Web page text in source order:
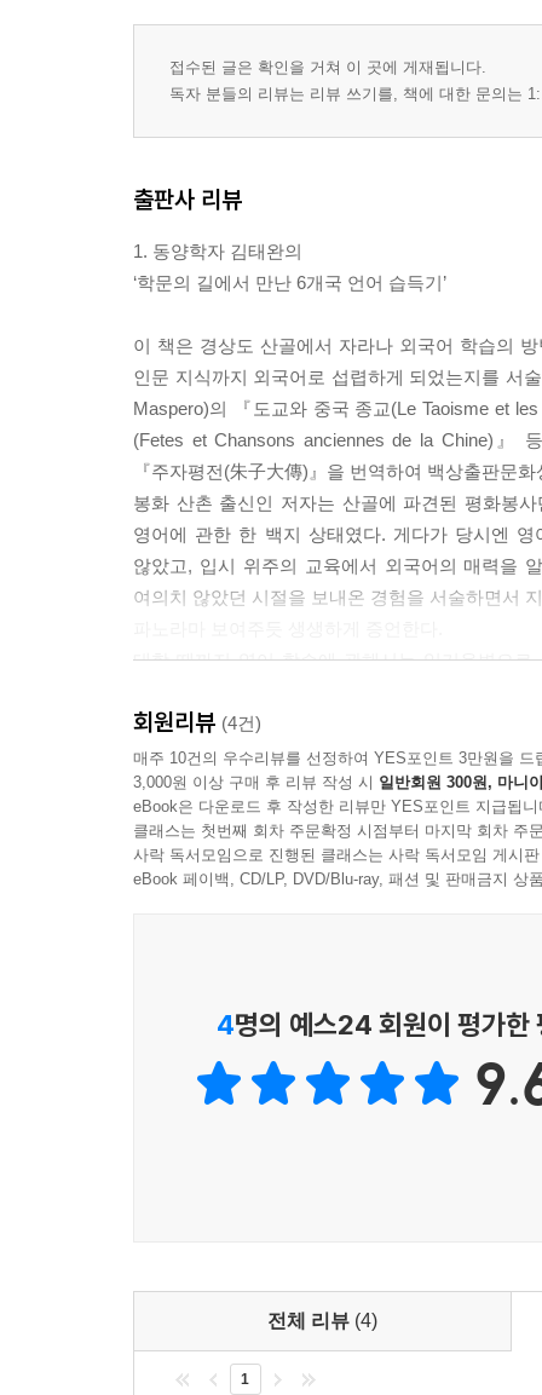
일본어에 대한 근거 없는 자만심의 배경
한자 읽기와 관용 표현의 벽
일본어와 한국어의 유사점과 차이점
태, 상, 시제, 서법
5장 독해와 번역
해석과 번역의 숙명
이질적인 문화가 만날 때: 격의와 번안
번역불가능성의 신화
문법 체계가 다른 언어를 공부할 때 유용한 축자역
한, 중, 일의 『논어』 번역
부록 1 공부는 이렇게
/
1. 외국어 실력은 모국어 실력이 판가름한다
5. 외국어 학습에도 베껴 쓰기가 통한다
6. 교차 학습으로 두 언어를 동시에 잡자
7. 끝나기 5분 전이라도 출석을 하라
8. 낙제만 아니면 다음 단계로 올라가라
9. 사전을 내 몸같이 여기라
10. 직접 번역하는 습관 들이기
1. 『맹자』
3. 소식, 「적벽부」
4. 이황이 기대승에게 보낸 편지
접수된 글은 확인을 거쳐 이 곳에 게재됩니다.
독자 분들의 리뷰는 리뷰 쓰기를, 책에 대한 문의는
출판사 리뷰
1. 동양학자 김태완의
‘학문의 길에서 만난 6개국 언어 습득기’
이 책은 경상도 산골에서 자라나 외국어 학습의
인문 지식까지 외국어로 섭렵하게 되었는지를 서
Maspero)의 『도교와 중국 종교(Le Taoisme et
(Fetes et Chansons anciennes de la Chine)』
『주자평전(朱子大傳)』을 번역하여 백상출판문
봉화 산촌 출신인 저자는 산골에 파견된 평화봉
영어에 관한 한 백지 상태였다. 게다가 당시엔
않았고, 입시 위주의 교육에서 외국어의 매력을
여의치 않았던 시절을 보내온 경험을 서술하면서
대학 때까지 영어 학습에 관해서는 임기응변으
그리하여 석·박사과정을 거치면서 고전 한문, 불
심경을 누구보다 잘 아는 저자는 각 외국어의 구
기술하는 등 외국어 학습자를 위한 조언을 아끼지
부록에는 한문, 중국어, 일본어 번역의 실제를 수
예문은 『맹자』, 주돈이의 「애련설」, 소식
「소오강호」, 일본어 예문은 가와바타 야스나리
독특한 교류 방식까지 살펴보는 흥미진진한 인문
저자는 동양문화와 우리 전통문화에 대한 해박
같은 교재에 언문을 붙여서 중국어 학습에 활용했
요소를 두루 갖추고 있다.
조선 지식인들은 어떤 목적으로 외국어를 배웠을
통달했고 심지어 인도와 아랍의 문자까지 터득
회원리뷰 (4건)
매주 10건의 우수리뷰를 선정하여 YES포인트 3만원을 드
3,000원 이상 구매 후 리뷰 작성 시 일반회원 300원, 마니
eBook은 다운로드 후 작성한 리뷰만 YES포인트 지급됩니
클래스는 첫번째 회차 주문확정 시점부터 마지막 회차 주
사락 독서모임으로 진행된 클래스는 사락 독서모임 게시
eBook 페이백, CD/LP, DVD/Blu-ray, 패션 및 판매금지 상
4명의 예스24 회원이 평가한
전체 리뷰 (4)
1